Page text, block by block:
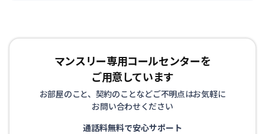
マンスリー専用コールセンターを
ご用意しています
お部屋のこと、契約のことなどご不明点はお気軽に
お問い合わせください
通話料無料で安心サポート